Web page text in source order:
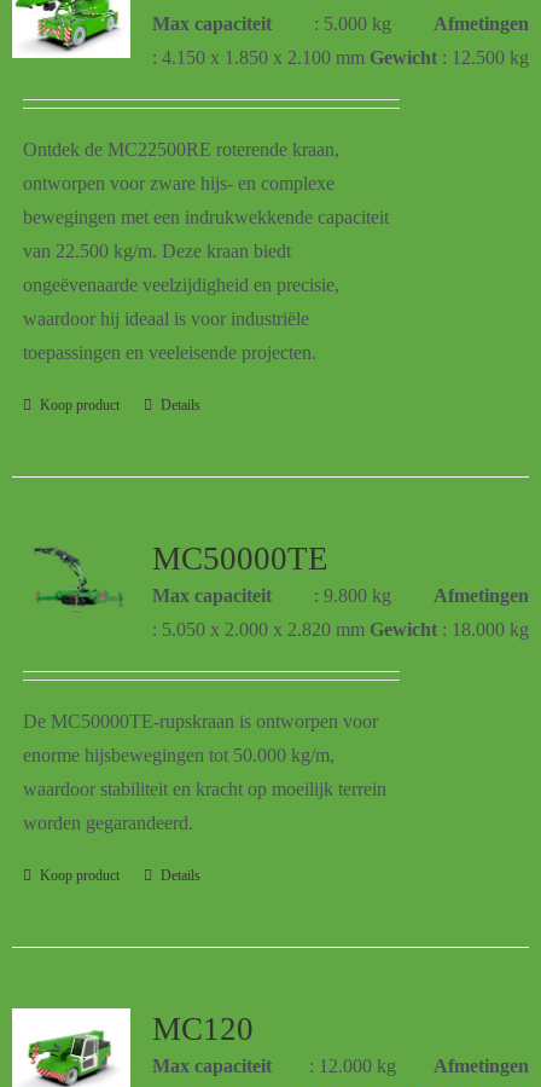
Max capaciteit : 5.000 kg
Afmetingen
: 4.150 x 1.850 x 2.100 mm Gewicht : 12.500 kg
Ontdek de MC22500RE roterende kraan,
ontworpen voor zware hijs- en complexe
bewegingen met een indrukwekkende capaciteit
van 22.500 kg/m. Deze kraan biedt
ongeëvenaarde veelzijdigheid en precisie,
waardoor hij ideaal is voor industriële
toepassingen en veeleisende projecten.
Koop product Details
MC50000TE
Max capaciteit : 9.800 kg
Afmetingen
: 5.050 x 2.000 x 2.820 mm Gewicht : 18.000 kg
De MC50000TE-rupskraan is ontworpen voor
enorme hijsbewegingen tot 50.000 kg/m,
waardoor stabiliteit en kracht op moeilijk terrein
worden gegarandeerd.
Koop product Details
MC120
Max capaciteit : 12.000 kg
Afmetingen